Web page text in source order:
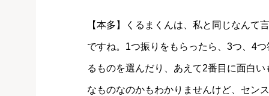
【本多】くるまくんは、私と同じなんて
ですね。1つ振りをもらったら、3つ、4
るものを選んだり、あえて2番目に面白
なものなのかもわかりませんけど、セン